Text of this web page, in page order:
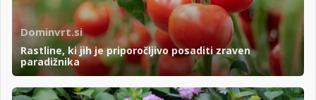
Dominvrt.si
Rastline, ki jih je priporočljivo posaditi zraven
paradižnika